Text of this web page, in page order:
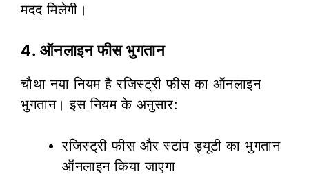
मदद मिलेगी।
4. ऑनलाइन फीस भुगतान
चौथा नया नियम है रजिस्ट्री फीस का ऑनलाइन
भुगतान। इस नियम के अनुसार:
रजिस्ट्री फीस और स्टांप ड्यूटी का भुगतान
ऑनलाइन किया जाएगा